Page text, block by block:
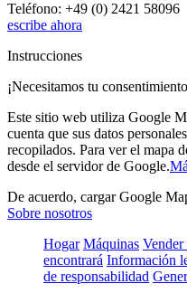
Teléfono: +49 (0) 2421 58096
escribe ahora
Instrucciones
¡Necesitamos tu
Este sitio web utiliza Google
cuenta que sus datos
recopilados. Para ver el mapa
desde el servidor de Google.
De acuerdo, cargar Google
Sobre nosotros
Hogar Máquinas Vender
encontrará Información
de responsabilidad